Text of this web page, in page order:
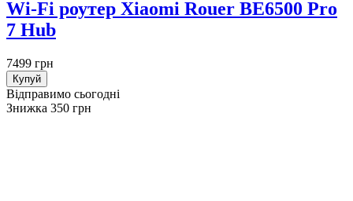
Wi-Fi роутер Xiaomi Rouer BE6500 Pro
7 Hub
7499 грн
Купуй
Відправимо сьогодні
Знижка 350 грн